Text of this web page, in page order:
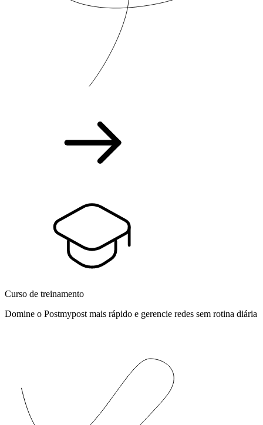
Curso de treinamento
Domine o Postmypost mais rápido e gerencie redes sem rotina diária